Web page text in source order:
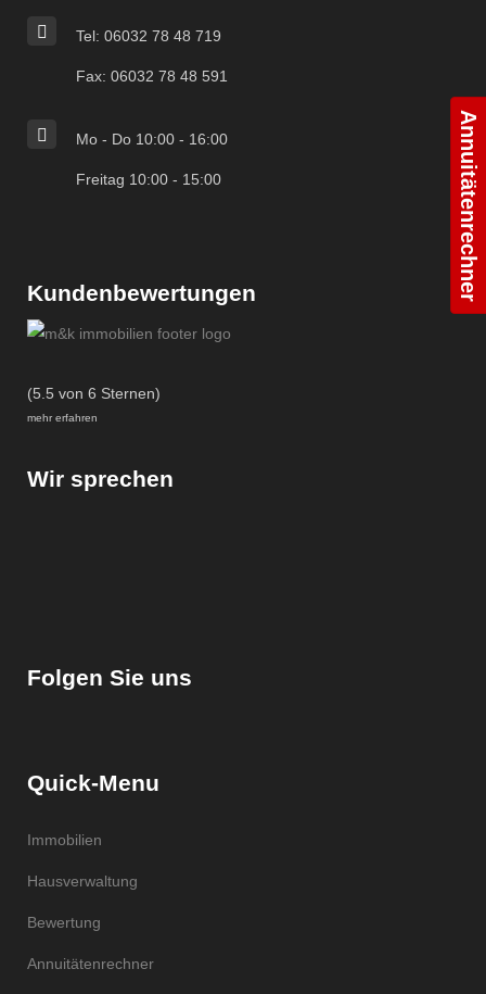
Tel: 06032 78 48 719
Fax: 06032 78 48 591
Mo - Do 10:00 - 16:00
Freitag 10:00 - 15:00
Kundenbewertungen
(5.5 von 6 Sternen)
mehr erfahren
Wir sprechen
Folgen Sie uns
Quick-Menu
Immobilien
Hausverwaltung
Bewertung
Annuitätenrechner
Annuitätenrechner